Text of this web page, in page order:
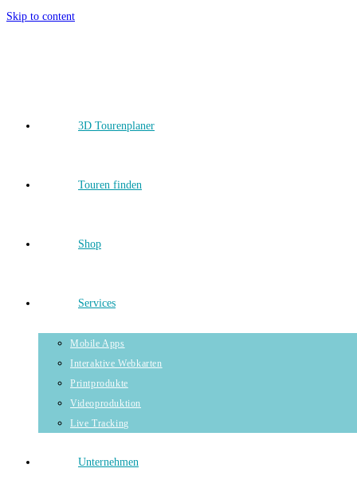
Skip to content
3D Tourenplaner
Touren finden
Shop
Services
Mobile Apps
Interaktive Webkarten
Printprodukte
Videoproduktion
Live Tracking
Unternehmen